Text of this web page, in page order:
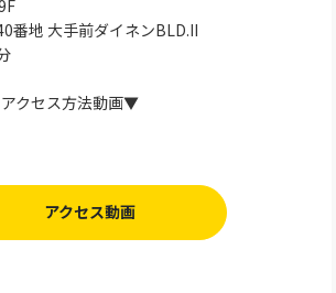
番地 大手前ダイネンBLD.II
クセス方法動画▼
アクセス動画